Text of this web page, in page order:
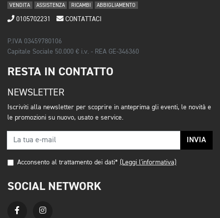
VENDITA ASSISTENZA RICAMBI ABBIGLIAMENTO
0105702231 CONTATTACI
P.IVA 03459780106
Capitale Sociale 50.000 € i.v. - REA GE-346360
RESTA IN CONTATTO
NEWSLETTER
Iscriviti alla newsletter per scoprire in anteprima gli eventi, le novità e
le promozioni su nuovo, usato e service.
INVIA
Acconsento al trattamento dei dati* (Leggi l'informativa)
SOCIAL NETWORK